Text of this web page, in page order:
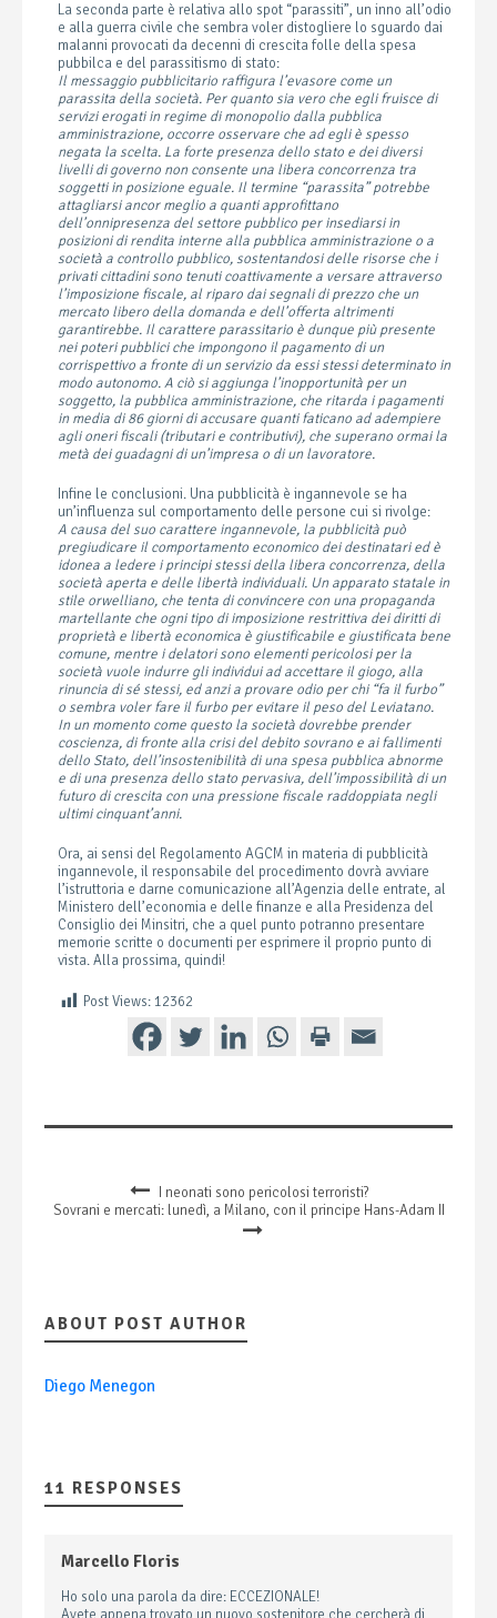
La seconda parte è relativa allo spot “parassiti”, un inno all’odio
e alla guerra civile che sembra voler distogliere lo sguardo dai
malanni provocati da decenni di crescita folle della spesa
pubbilca e del parassitismo di stato:
Il messaggio pubblicitario raffigura l’evasore come un
parassita della società. Per quanto sia vero che egli fruisce di
servizi erogati in regime di monopolio dalla pubblica
amministrazione, occorre osservare che ad egli è spesso
negata la scelta. La forte presenza dello stato e dei diversi
livelli di governo non consente una libera concorrenza tra
soggetti in posizione eguale. Il termine “parassita” potrebbe
attagliarsi ancor meglio a quanti approfittano
dell’onnipresenza del settore pubblico per insediarsi in
posizioni di rendita interne alla pubblica amministrazione o a
società a controllo pubblico, sostentandosi delle risorse che i
privati cittadini sono tenuti coattivamente a versare attraverso
l’imposizione fiscale, al riparo dai segnali di prezzo che un
mercato libero della domanda e dell’offerta altrimenti
garantirebbe. Il carattere parassitario è dunque più presente
nei poteri pubblici che impongono il pagamento di un
corrispettivo a fronte di un servizio da essi stessi determinato in
modo autonomo. A ciò si aggiunga l’inopportunità per un
soggetto, la pubblica amministrazione, che ritarda i pagamenti
in media di 86 giorni di accusare quanti faticano ad adempiere
agli oneri fiscali (tributari e contributivi), che superano ormai la
metà dei guadagni di un’impresa o di un lavoratore.
Infine le conclusioni. Una pubblicità è ingannevole se ha
un’influenza sul comportamento delle persone cui si rivolge:
A causa del suo carattere ingannevole, la pubblicità può
pregiudicare il comportamento economico dei destinatari ed è
idonea a ledere i principi stessi della libera concorrenza, della
società aperta e delle libertà individuali. Un apparato statale in
stile orwelliano, che tenta di convincere con una propaganda
martellante che ogni tipo di imposizione restrittiva dei diritti di
proprietà e libertà economica è giustificabile e giustificata bene
comune, mentre i delatori sono elementi pericolosi per la
società vuole indurre gli individui ad accettare il giogo, alla
rinuncia di sé stessi, ed anzi a provare odio per chi “fa il furbo”
o sembra voler fare il furbo per evitare il peso del Leviatano.
In un momento come questo la società dovrebbe prender
coscienza, di fronte alla crisi del debito sovrano e ai fallimenti
dello Stato, dell’insostenibilità di una spesa pubblica abnorme
e di una presenza dello stato pervasiva, dell’impossibilità di un
futuro di crescita con una pressione fiscale raddoppiata negli
ultimi cinquant’anni.
Ora, ai sensi del Regolamento AGCM in materia di pubblicità
ingannevole, il responsabile del procedimento dovrà avviare
l’istruttoria e darne comunicazione all’Agenzia delle entrate, al
Ministero dell’economia e delle finanze e alla Presidenza del
Consiglio dei Minsitri, che a quel punto potranno presentare
memorie scritte o documenti per esprimere il proprio punto di
vista. Alla prossima, quindi!
Post Views: 12362
I neonati sono pericolosi terroristi?
Sovrani e mercati: lunedì, a Milano, con il principe Hans-Adam II
ABOUT POST AUTHOR
Diego Menegon
11 RESPONSES
Marcello Floris
Ho solo una parola da dire: ECCEZIONALE!